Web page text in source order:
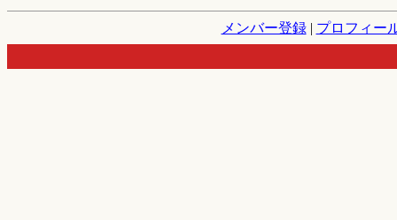
メンバー登録| プロフィー